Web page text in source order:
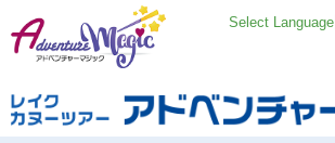
Select Language